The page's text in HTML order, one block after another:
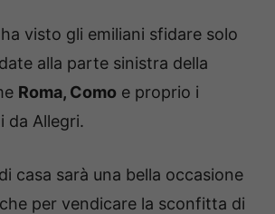
visto gli emiliani sfidare solo
alla parte sinistra della
Roma, Como e proprio i
da Allegri.
casa sarà una bella occasione
per vendicare la sconfitta di